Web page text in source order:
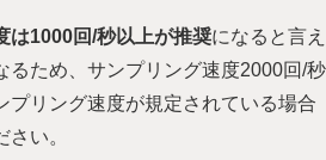
は1000回/秒以上が推奨になると言え
るため、サンプリング速度2000回/秒
リング速度が規定されている場合
い。